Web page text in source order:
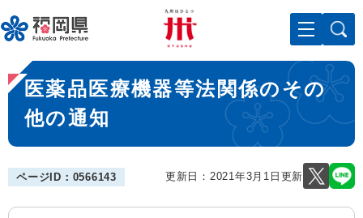
ー
ジ
先
頭
。
メニューを飛ばして本文へ
本
文
医薬品医療機器等法関係のその
他の通知
ページID：0566143 更新日：2021年3月1日更新